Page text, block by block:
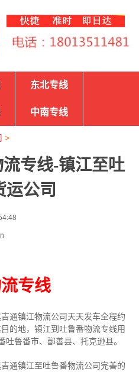
东北专线
中南专线
>
专线-镇江至吐
运公司
专线
通镇江物流公司天天发车全程约
的地，镇江到吐鲁番物流专线用
鲁番市、鄯善县、托克逊县。
通镇江至吐鲁番物流公司完善的